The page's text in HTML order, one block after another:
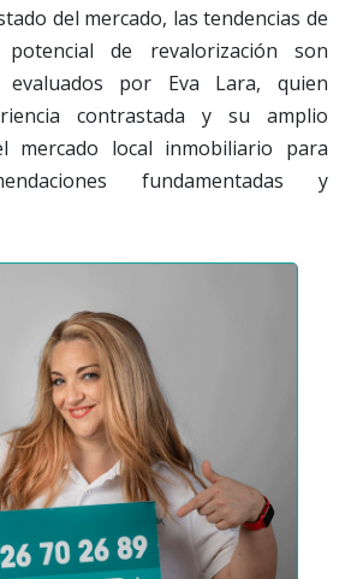
del mercado, las tendencias de
de revalorización son
evaluados por Eva Lara, quien
contrastada y su amplio
mercado local inmobiliario para
fundamentadas y